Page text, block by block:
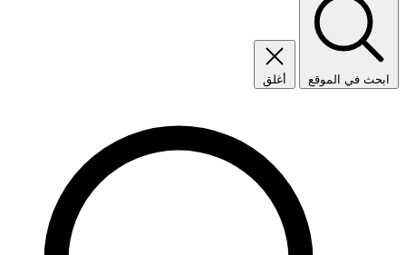
ابحث في الموقع أغلق